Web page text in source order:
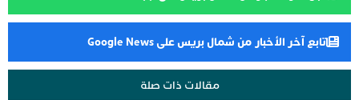
تابع آخر الأخبار من شمال بريس على Google News
مقالات ذات صلة